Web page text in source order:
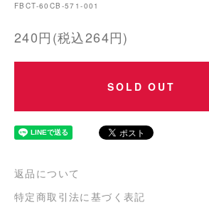
FBCT-60CB-571-001
240円(税込264円)
SOLD OUT
返品について
特定商取引法に基づく表記